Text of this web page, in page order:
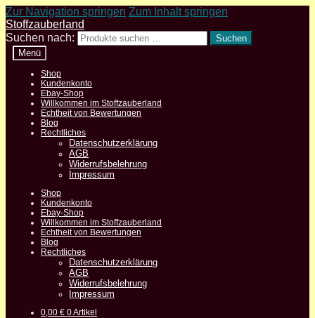
Zur Navigation springen Zum Inhalt springen
Stoffzauberland
Suchen nach:
Suchen
Menü
Shop
Kundenkonto
Ebay-Shop
Willkommen im Stoffzauberland
Echtheit von Bewertungen
Blog
Rechtliches
Datenschutzerklärung
AGB
Widerrufsbelehrung
Impressum
Shop
Kundenkonto
Ebay-Shop
Willkommen im Stoffzauberland
Echtheit von Bewertungen
Blog
Rechtliches
Datenschutzerklärung
AGB
Widerrufsbelehrung
Impressum
0,00€ 0 Artikel